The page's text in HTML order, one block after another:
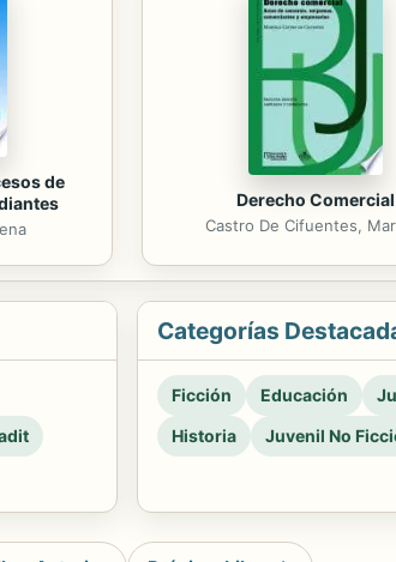
de
Derecho Comercial
Castro De Cifuentes,
Categorías
Ficción Educación
Historia
Juvenil No